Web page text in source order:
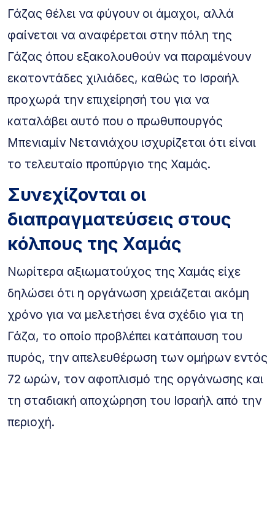
Γάζας θέλει να φύγουν οι άμαχοι, αλλά
φαίνεται να αναφέρεται στην πόλη της
Γάζας όπου εξακολουθούν να παραμένουν
εκατοντάδες χιλιάδες, καθώς το Ισραήλ
προχωρά την επιχείρησή του για να
καταλάβει αυτό που ο πρωθυπουργός
Μπενιαμίν Νετανιάχου ισχυρίζεται ότι είναι
το τελευταίο προπύργιο της Χαμάς.
Συνεχίζονται οι
διαπραγματεύσεις στους
κόλπους της Χαμάς
Νωρίτερα αξιωματούχος της Χαμάς είχε
δηλώσει ότι η οργάνωση χρειάζεται ακόμη
χρόνο για να μελετήσει ένα σχέδιο για τη
Γάζα, το οποίο προβλέπει κατάπαυση του
πυρός, την απελευθέρωση των ομήρων εντός
72 ωρών, τον αφοπλισμό της οργάνωσης και
τη σταδιακή αποχώρηση του Ισραήλ από την
περιοχή.